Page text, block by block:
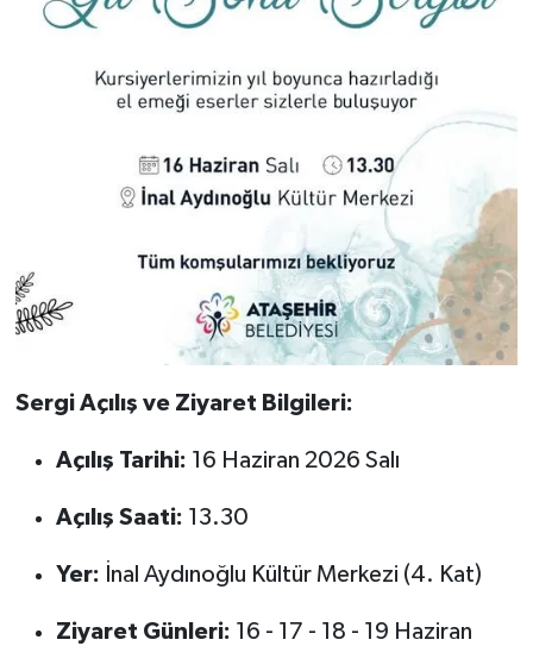
Sergi Açılış ve Ziyaret Bilgileri:
Açılış Tarihi: 16 Haziran 2026 Salı
Açılış Saati: 13.30
Yer: İnal Aydınoğlu Kültür Merkezi (4. Kat)
Ziyaret Günleri: 16 - 17 - 18 - 19 Haziran